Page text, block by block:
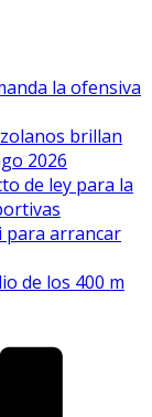
la ofensiva
brillan
2026
de ley para la
para arrancar
de los 400 m